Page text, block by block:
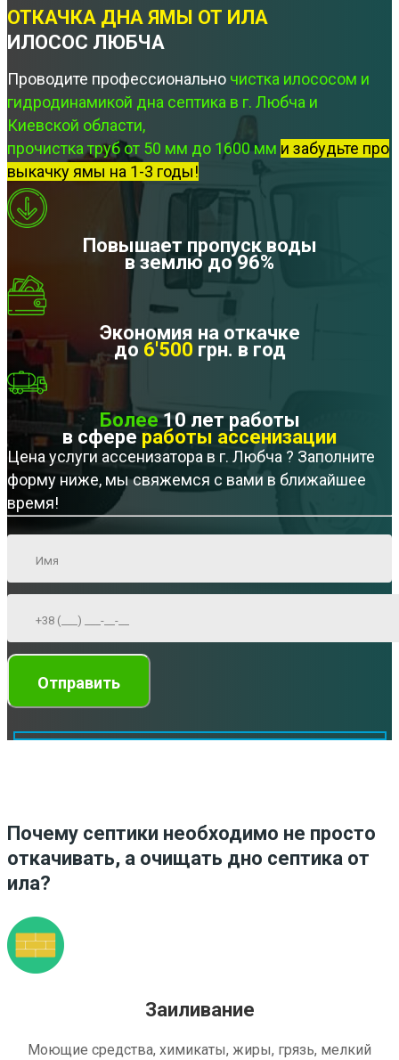
ОТКАЧКА ДНА ЯМЫ ОТ ИЛА
ИЛОСОС ЛЮБЧА
Проводите профессионально чистка илососом и
гидродинамикой дна септика в г. Любча и
Киевской области,
прочистка труб от 50 мм до 1600 мм и забудьте про
выкачку ямы на 1-3 годы!
Повышает пропуск воды
в землю до 96%
Экономия на откачке
до 6'500 грн. в год
Более10 лет работы
в сфере работы ассенизации
Цена услуги ассенизатора в г. Любча ? Заполните
форму ниже, мы свяжемся с вами в ближайшее
время!
Почему септики необходимо не просто
откачивать, а очищать дно септика от
ила?
Заиливание
Моющие средства, химикаты, жиры, грязь, мелкий